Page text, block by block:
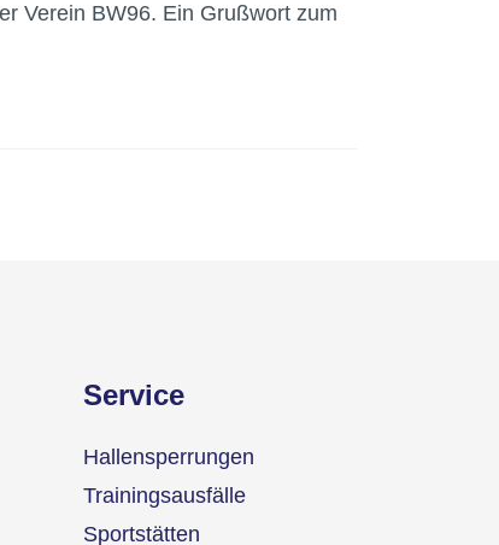
Verein BW96. Ein Grußwort zum
Service
Hallensperrungen
Trainingsausfälle
Sportstätten